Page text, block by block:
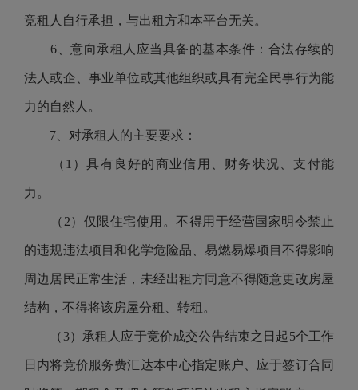
竞租人自行承担，与出租方和本平台无关。
6、意向承租人应当具备的基本条件：合法存续的
法人或企、事业单位或其他组织或具有完全民事行为能
力的自然人。
7、对承租人的主要要求：
（ 1）具有良好的商业信用、财务状况、支付能
力。
（ 2）仅限住宅使用。不得用于经营国家明令禁止
的违规违法项目和化学危险品、易燃易爆项目不得影响
周边居民正常生活，未经出租方同意不得随意更改房屋
结构，不得将该房屋分租、转租。
（ 3）承租人应于竞价成交公告结束之日起5个工作
日内将竞价服务费汇达本中心指定账户、应于签订合同